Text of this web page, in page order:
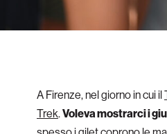
A Firenze, nel giorno in cui il
Trek.Voleva mostrarci i